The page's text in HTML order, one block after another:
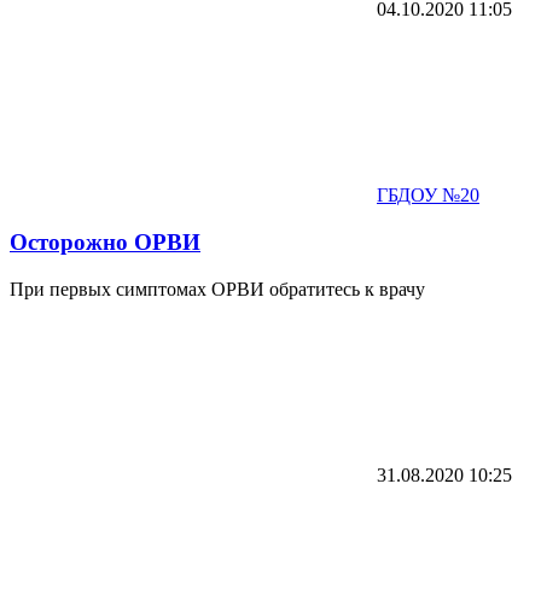
04.10.2020 11:05
ГБДОУ №20
Осторожно ОРВИ
При первых симптомах ОРВИ обратитесь к врачу
31.08.2020 10:25